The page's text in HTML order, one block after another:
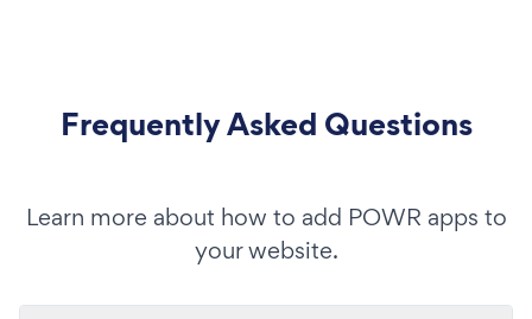
Frequently Asked Questions
Learn more about how to add POWR apps to
your website.